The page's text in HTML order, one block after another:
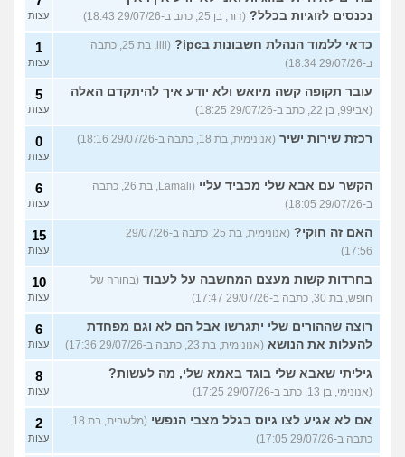
נכנסים לזוגיות בכלל? (דור, בן 25, כתב ב-29/07/26 18:43) עצות
כדאי ללמוד הנהלת חשבונות בipc?
(lili, בת 25, כתבה
ב-29/07/26 18:34)
1
עצות
עובר תקופה קשה מיואש ולא יודע איך להיתקדם האלה
(אבי99, בן 22, כתב ב-29/07/26 18:25)
5
עצות
רכזת שירות ישיר (אנונימית, בת 18, כתבה ב-29/07/26 18:16) 0
עצות
הקשר עם אבא שלי מכביד עליי
(Lamali, בת 26, כתבה
ב-29/07/26 18:05)
6
עצות
האם זה חוקי?
(אנונימית, בת 25, כתבה ב-29/07/26
17:56)
15
עצות
בחרדות קשות מעצם המחשבה על לעבוד (בחורה של
חופש, בת 30, כתבה ב-29/07/26 17:47)
10
עצות
רוצה שההורים שלי יתגרשו אבל הם לא וגם מפחדת
להעלות את הנושא (אנונימית, בת 23, כתבה ב-29/07/26 17:36)
6
עצות
גיליתי שאבא שלי בוגד באמא שלי, מה לעשות?
(אנונימי, בן 13, כתב ב-29/07/26 17:25)
8
עצות
אם לא אגיע לצו גיוס בגלל מצבי הנפשי
(מלשבית, בת 18,
כתבה ב-29/07/26 17:05)
2
עצות